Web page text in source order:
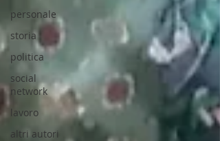
personale
storia
politica
social
network
lavoro
altri autori